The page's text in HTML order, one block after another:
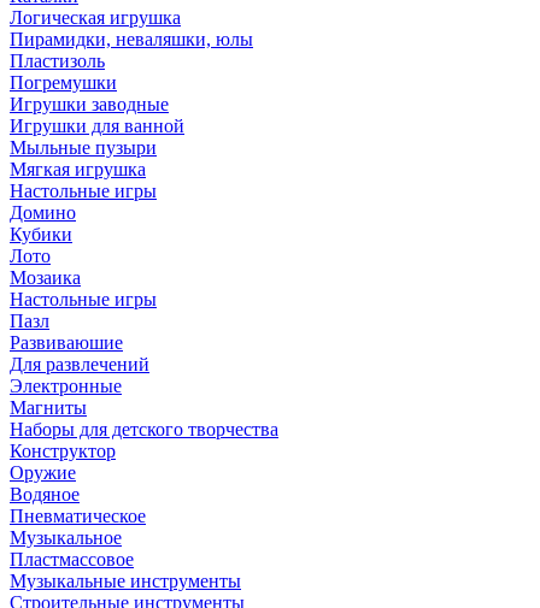
Логическая игрушка
Пирамидки, неваляшки, юлы
Пластизоль
Погремушки
Игрушки заводные
Игрушки для ванной
Мыльные пузыри
Мягкая игрушка
Настольные игры
Домино
Кубики
Лото
Мозаика
Настольные игры
Пазл
Развиваюшие
Для развлечений
Электронные
Магниты
Наборы для детского творчества
Конструктор
Оружие
Водяное
Пневматическое
Музыкальное
Пластмассовое
Музыкальные инструменты
Строительные инструменты